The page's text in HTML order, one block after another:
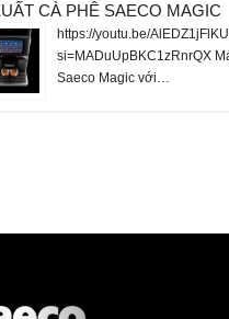
CÀ PHÊ SAECO MAGIC
https://youtu.be/
si=MADuUpBKC1zRnrQX
Saeco Magic với…